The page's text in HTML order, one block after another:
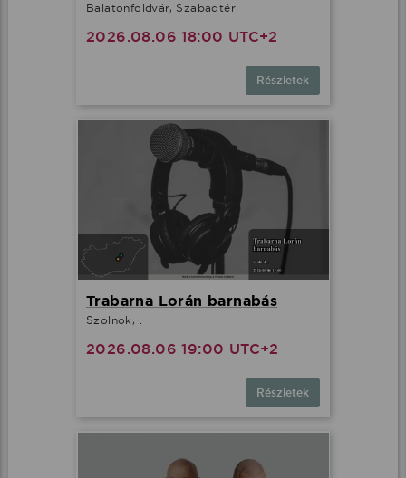
Balatonföldvár, Szabadtér
2026.08.06 18:00 UTC+2
Részletek
Trabarna Lorán barnabás
Szolnok, .
2026.08.06 19:00 UTC+2
Részletek